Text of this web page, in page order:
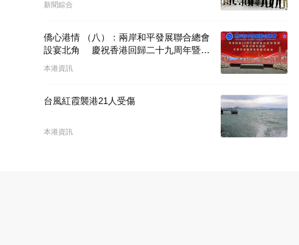
新聞綜合
僑心港情 （八）：兩岸和平發展聯合總會
設宴北角 慶祝香港回歸二十九周年暨林
廣兆首席會長榮膺大紫荊勳章
本港資訊
台風紅霞襲港21人受傷
本港資訊